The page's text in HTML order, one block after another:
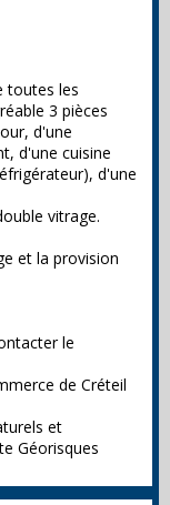
toutes les
3 pièces
d'une
d'une cuisine
d'une
vitrage.
et la provision
le
de Créteil
et
Géorisques